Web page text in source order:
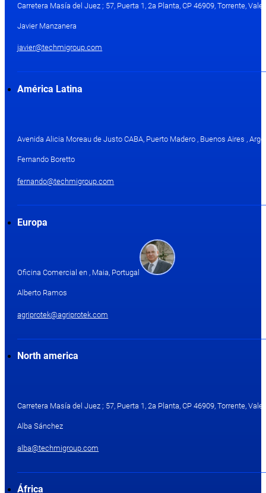
Carretera Masía del Juez ; 57, Puerta 1, 2a Planta, CP 46909, Torrente,
Javier Manzanera
javier@techmigroup.com
América Latina
Avenida Alicia Moreau de Justo CABA, Puerto Madero , Buenos Aires ,
Fernando Boretto
fernando@techmigroup.com
Europa
Oficina Comercial en , Maia, Portugal
Alberto Ramos
agriprotek@agriprotek.com
North america
Carretera Masía del Juez ; 57, Puerta 1, 2a Planta, CP 46909, Torrente,
Alba Sánchez
alba@techmigroup.com
África